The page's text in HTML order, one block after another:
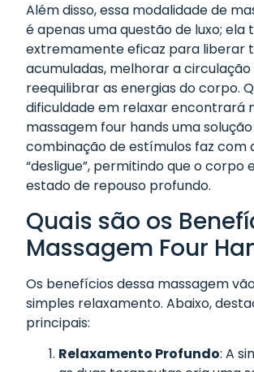
Além disso, essa modalidade de
é apenas uma questão de luxo; ela
extremamente eficaz para liberar
acumuladas, melhorar a circulação
reequilibrar as energias do corpo.
dificuldade em relaxar encontrará
massagem four hands uma
combinação de estímulos faz com
“desligue”, permitindo que o corpo
estado de repouso profundo.
Quais são os
Massagem Four
Os benefícios dessa massagem
simples relaxamento. Abaixo,
principais:
Relaxamento Profundo: A